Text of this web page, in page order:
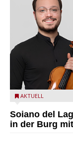
Trio Adamello
AKTUELL
Soiano del
in der Burg